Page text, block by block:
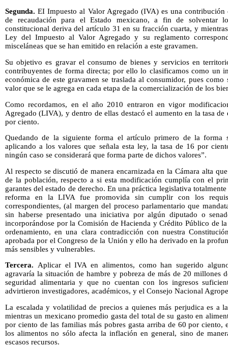
Segunda.EI Impuesto al Valor Agregado (IVA) es una contribución
de recaudación para el Estado mexicano, a fin de solventar
constitucional deriva del artículo 31 en su fracción cuarta, y
Ley del Impuesto al Valor Agregado y su reglamento
misceláneas que se han emitido en relación a este gravamen.
Su objetivo es gravar el consumo de bienes y servicios en
contribuyentes de forma directa; por ello lo clasificamos como un
económica de este gravamen se traslada al consumidor, pues
valor que se le agrega en cada etapa de la comercialización de los
Como recordamos, en el año 2010 entraron en vigor
Agregado (LIVA), y dentro de ellas destacó el aumento en la tasa
por ciento.
Quedando de la siguiente forma el artículo primero de la forma
aplicando a los valores que señala esta ley, la tasa de 16 por
ningún caso se considerará que forma parte de dichos valores”.
Al respecto se discutió de manera encarnizada en la Cámara alta
de la población, respecto a si esta modificación cumplía con el
garantes del estado de derecho. En una práctica legislativa
reforma en la LIVA fue promovida sin cumplir con los
correspondientes, (al margen del proceso parlamentario que
sin haberse presentado una iniciativa por algún diputado o
incorporándose por la Comisión de Hacienda y Crédito Público de
ordenamiento, en una clara contradicción con nuestra
aprobada por el Congreso de la Unión y ello ha derivado en la
más sensibles y vulnerables.
Tercera. Aplicar el IVA en alimentos, como han sugerido
agravaría la situación de hambre y pobreza de más de 20 millones
seguridad alimentaria y que no cuentan con los ingresos
advirtieron investigadores, académicos, y el Consejo Nacional
La escalada y volatilidad de precios a quienes más perjudica es a
mientras un mexicano promedio gasta del total de su gasto en
por ciento de las familias más pobres gasta arriba de 60 por ciento,
los alimentos no sólo afecta la inflación en general, sino de
escasos recursos.